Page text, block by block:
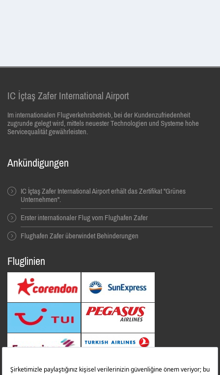
IC İçtaş Zafer International Airport
Im internationalen Flugverkehrsbetrieb, bei der Kundenzufriedenheit
zugrunde gelegt wird, mittels neuester Technologien und Systeme hohe
Servicequalität gewährleisten.
Ankündigungen
IC İçtaş Zafer International Airport erhält das Zertifikat "Grünes
Unternehmen".
Erster internationaler Flug vom Flughafen Zafer
Flughafen Zafer überwindet Behinderungen
Fluglinien